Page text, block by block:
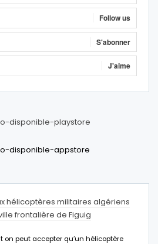
Follow us
S'abonner
J'aime
hélicoptères militaires algériens
frontalière de Figuig
on peut accepter qu’un hélicoptère